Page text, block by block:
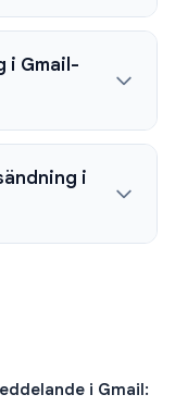
i Gmail-
i
i Gmail: